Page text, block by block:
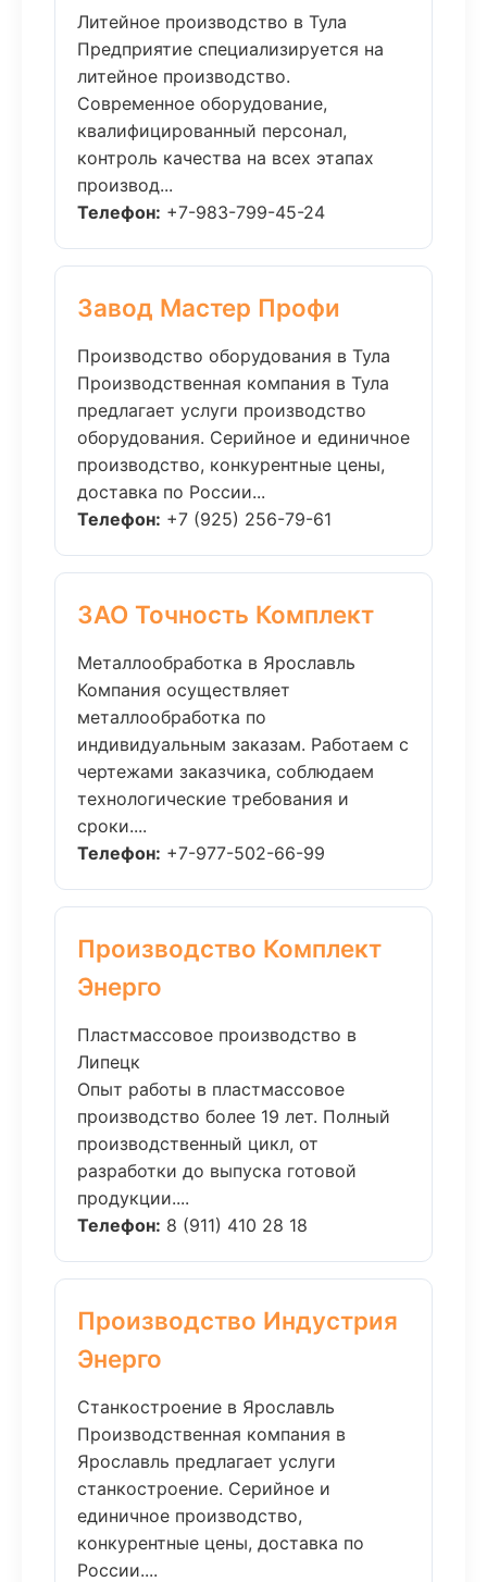
Литейное производство в Тула
Предприятие специализируется на
литейное производство.
Современное оборудование,
квалифицированный персонал,
контроль качества на всех этапах
производ...
Телефон: +7-983-799-45-24
Завод Мастер Профи
Производство оборудования в Тула
Производственная компания в Тула
предлагает услуги производство
оборудования. Серийное и единичное
производство, конкурентные цены,
доставка по России...
Телефон: +7 (925) 256-79-61
ЗАО Точность Комплект
Металлообработка в Ярославль
Компания осуществляет
металлообработка по
индивидуальным заказам. Работаем с
чертежами заказчика, соблюдаем
технологические требования и
сроки....
Телефон: +7-977-502-66-99
Производство Комплект
Энерго
Пластмассовое производство в
Липецк
Опыт работы в пластмассовое
производство более 19 лет. Полный
производственный цикл, от
разработки до выпуска готовой
продукции....
Телефон: 8 (911) 410 28 18
Производство Индустрия
Энерго
Станкостроение в Ярославль
Производственная компания в
Ярославль предлагает услуги
станкостроение. Серийное и
единичное производство,
конкурентные цены, доставка по
России....